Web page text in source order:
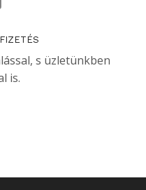
s üzletünkben
is.